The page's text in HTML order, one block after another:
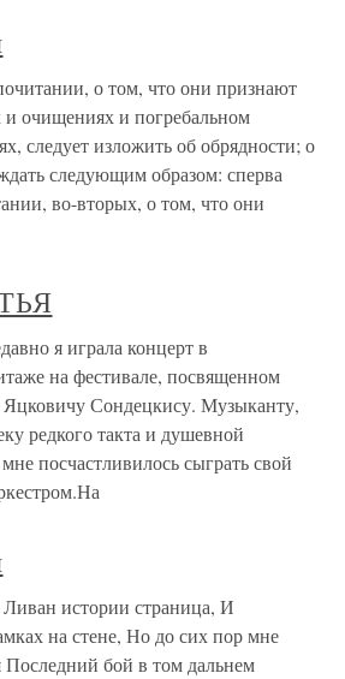
о том, что они признают
и очищениях и погребальном
следует изложить об обрядности; о
следующим образом: сперва
во-вторых, о том, что они
я играла концерт в
на фестивале, посвященном
Сондецкису. Музыканту,
редкого такта и душевной
посчастливилось сыграть свой
Ливан истории страница, И
на стене, Но до сих пор мне
Последний бой в том дальнем